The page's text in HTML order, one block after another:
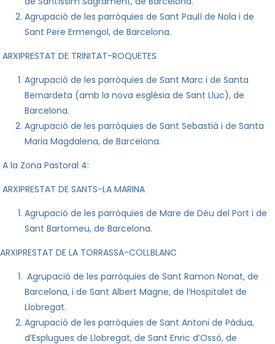
Agrupació de les parròquies de Sant Paulí de Nola i de
Sant Pere Ermengol, de Barcelona.
ARXIPRESTAT DE TRINITAT-ROQUETES
Agrupació de les parròquies de Sant Marc i de Santa
Bernardeta (amb la nova església de Sant Lluc), de
Barcelona.
Agrupació de les parròquies de Sant Sebastià i de Santa
Maria Magdalena, de Barcelona.
A la Zona Pastoral 4:
ARXIPRESTAT DE SANTS-LA MARINA
Agrupació de les parròquies de Mare de Déu del Port i de
Sant Bartomeu, de Barcelona.
ARXIPRESTAT DE LA TORRASSA-COLLBLANC
Agrupació de les parròquies de Sant Ramon Nonat, de
Barcelona, i de Sant Albert Magne, de l’Hospitalet de
Llobregat.
Agrupació de les parròquies de Sant Antoni de Pàdua,
d’Esplugues de Llobregat, de Sant Enric d’Ossó, de